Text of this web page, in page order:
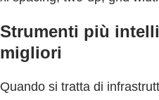
Strumenti più
migliori
Quando si tratta di